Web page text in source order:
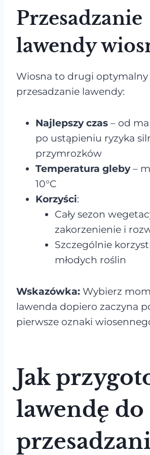
Przesadzanie
lawendy
Wiosna to drugi
przesadzanie lawendy:
Najlepszy czas – od
po ustąpieniu ryzyka
przymrozków
Temperatura gleby–
10°C
Korzyści:
Cały sezon
zakorzenienie i
Szczególnie
młodych roślin
Wskazówka: Wybierz
lawenda dopiero zaczyna
pierwsze oznaki
Jak
lawendę do